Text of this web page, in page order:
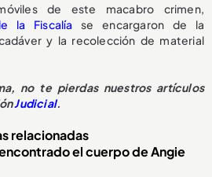
de este macabro crimen,
la Fiscalía se encargaron de la
y la recolección de material
no te pierdas nuestros artículos
Judicial.
relacionadas
el cuerpo de Angie